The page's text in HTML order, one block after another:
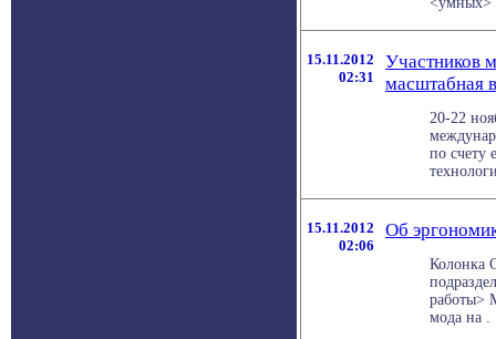
15.11.2012
02:31
Участников
масштабная
20-22
по счету
15.11.2012
02:06
Об
Колонка
работы>
мода на .